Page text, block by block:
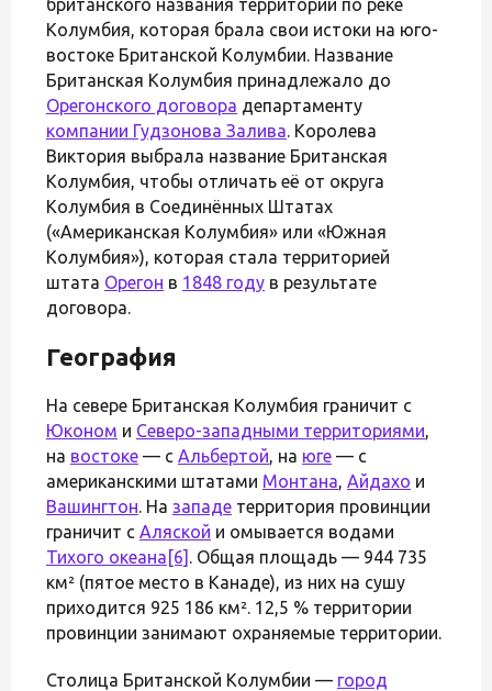
британского названия территории по реке
Колумбия, которая брала свои истоки на юго-
востоке Британской Колумбии. Название
Британская Колумбия принадлежало до
Орегонского договора департаменту
компании Гудзонова Залива. Королева
Виктория выбрала название Британская
Колумбия, чтобы отличать её от округа
Колумбия в Соединённых Штатах
(«Американская Колумбия» или «Южная
Колумбия»), которая стала территорией
штата Орегон в 1848 году в результате
договора.
География
На севере Британская Колумбия граничит с
Юконом и Северо-западными территориями,
на востоке — с Альбертой, на юге — с
американскими штатами Монтана, Айдахо и
Вашингтон. На западе территория провинции
граничит с Аляской и омывается водами
Тихого океана [6] . Общая площадь — 944 735
км² (пятое место в Канаде), из них на сушу
приходится 925 186 км². 12,5 % территории
провинции занимают охраняемые территории.
Столица Британской Колумбии — город